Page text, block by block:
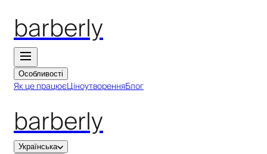
barberly
Особливості
Як це працюєЦіноутворенняБлог
barberly
Українська